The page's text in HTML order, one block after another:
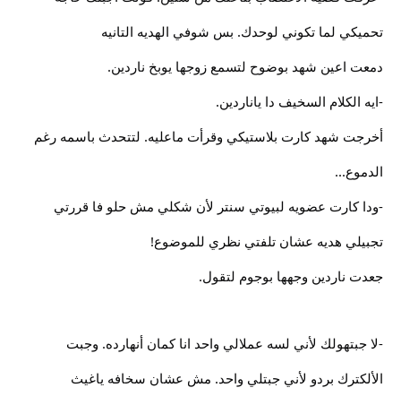
تحميكي لما تكوني لوحدك. بس شوفي الهديه التانيه
دمعت اعين شهد بوضوح لتسمع زوجها يوبخ ناردين.
-ايه الكلام السخيف دا ياناردين.
أخرجت شهد كارت بلاستيكي وقرأت ماعليه. لتتحدث باسمه رغم
الدموع...
-ودا كارت عضويه لبيوتي سنتر لأن شكلي مش حلو فا قررتي
تجبيلي هديه عشان تلفتي نظري للموضوع!
جعدت ناردين وجهها بوجوم لتقول.
-لا جبتهولك لأني لسه عملالي واحد انا كمان أنهارده. وجبت
الألكترك بردو لأني جبتلي واحد. مش عشان سخافه ياغيث